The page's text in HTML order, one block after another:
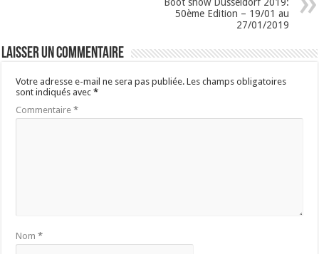
50ème Edition – 19/01 au
27/01/2019
Laisser un commentaire
Votre adresse e-mail ne sera pas publiée. Les champs obligatoires
sont indiqués avec*
Commentaire*
Nom*